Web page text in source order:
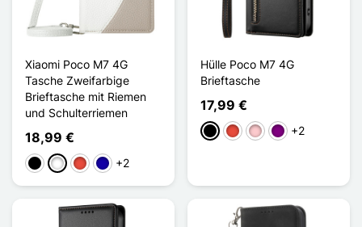
Xiaomi Poco M7 4G
Tasche Zweifarbige
Brieftasche mit Riemen
und Schulterriemen
18,99 €
Schwarz
WeißRot Dunkelblau
+2
Hülle Poco M7 4G
Brieftasche
17,99 €
Schwarz
Rot PinkViolett
+2